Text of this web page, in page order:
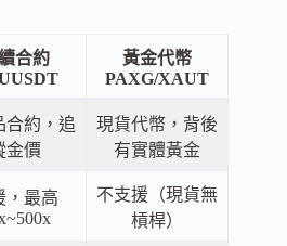
合約
黃金代幣
PAXG/XAUT
合約，追
金價
現貨代幣，背後
有實體黃金
，最高
不支援（現貨無
槓桿）